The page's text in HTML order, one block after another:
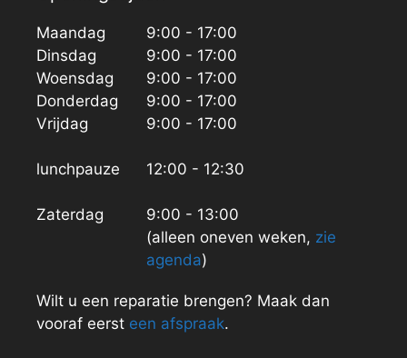
Maandag
Dinsdag
Woensdag
Donderdag
Vrijdag
lunchpauze
Zaterdag
9:00 - 17:00
9:00 - 17:00
9:00 - 17:00
9:00 - 17:00
9:00 - 17:00
12:00 - 12:30
9:00 - 13:00
(alleen oneven weken, zie
agenda)
Wilt u een reparatie brengen? Maak dan
vooraf eerst een afspraak.